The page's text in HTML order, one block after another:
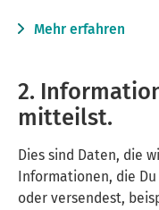
Mehr erfahren
2.
mitteilst.
Dies sind Daten, die
Informationen, die
oder versendest,